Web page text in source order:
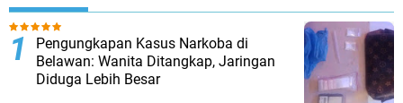
Pengungkapan Kasus Narkoba di
Belawan: Wanita Ditangkap, Jaringan
Diduga Lebih Besar